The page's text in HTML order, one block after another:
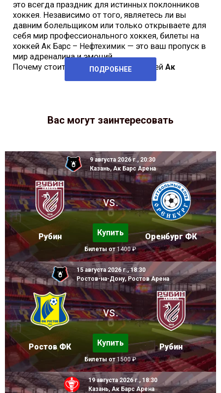
это всегда праздник для истинных поклонников
хоккея. Независимо от того, являетесь ли вы
давним болельщиком или только открываете для
себя мир профессионального хоккея, билеты на
хоккейАк Барс – Нефтехимик — это ваш пропуск в
мир адреналина и эмоций.
Почему стоит купить билеты на хоккейАк
ПОДРОБНЕЕ
Вас могут заинтересовать
9 августа 2026 г., 20:30
Казань, Ак Барс Арена
Рубин
vs.
Купить
Билеты от1400 ₽
Оренбург ФК
15 августа 2026 г., 18:30
Ростов-на-Дону, Ростов Арена
Ростов ФК
vs.
Купить
Билеты от1500 ₽
Рубин
19 августа 2026 г., 18:30
Казань, Ак Барс Арена